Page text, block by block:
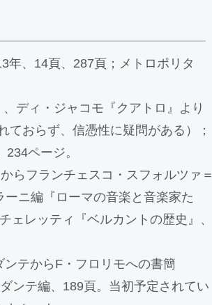
年、14頁、287頁；メトロポリタ
ディ・ジャコモ『クアトロ』より
おらず、信憑性に疑問がある）；
ページ。
らフランチェスコ・スフォルツァ＝
ニ編『ローマの音楽と音楽家た
ェレッティ『ベルカントの歴史』、
テからF・フロリモへの書簡
ンテ編、189頁。当初予定されてい